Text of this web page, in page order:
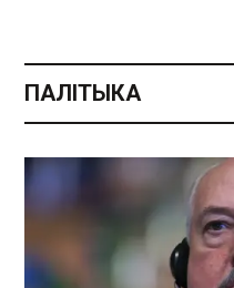
ПАЛІТЫКА